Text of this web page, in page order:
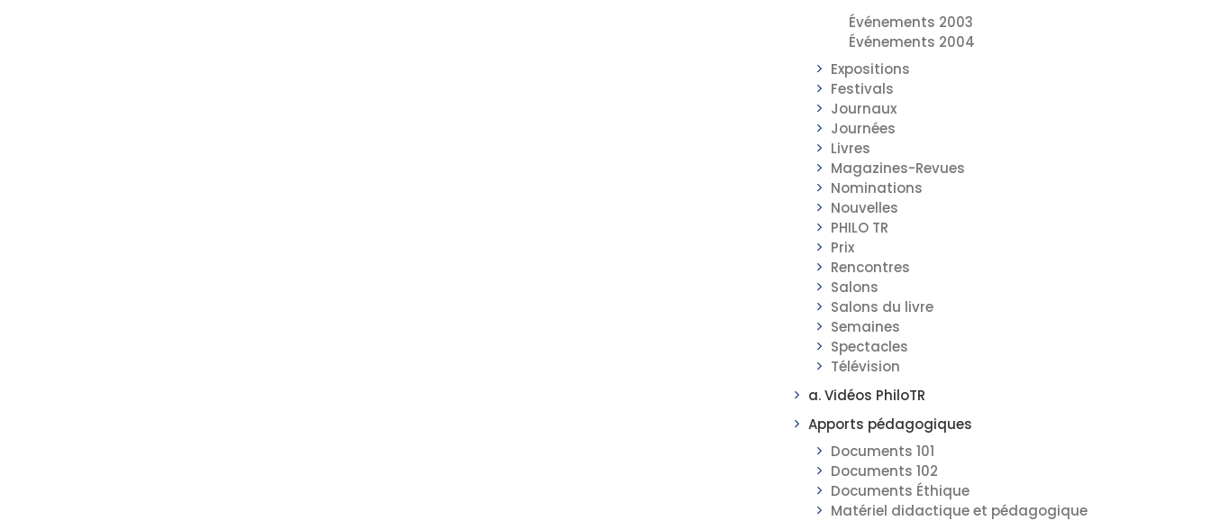
Événements 2003
Événements 2004
Expositions
Festivals
Journaux
Journées
Livres
Magazines-Revues
Nominations
Nouvelles
PHILO TR
Prix
Rencontres
Salons
Salons du livre
Semaines
Spectacles
Télévision
a. Vidéos PhiloTR
Apports pédagogiques
Documents 101
Documents 102
Documents Éthique
Matériel didactique et pédagogique